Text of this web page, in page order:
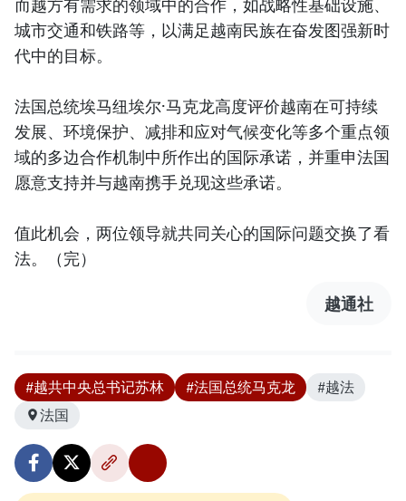
而越方有需求的领域中的合作，如战略性基础设施、
城市交通和铁路等，以满足越南民族在奋发图强新时
代中的目标。
法国总统埃马纽埃尔·马克龙高度评价越南在可持续
发展、环境保护、减排和应对气候变化等多个重点领
域的多边合作机制中所作出的国际承诺，并重申法国
愿意支持并与越南携手兑现这些承诺。
值此机会，两位领导就共同关心的国际问题交换了看
法。（完）
越通社
#越共中央总书记苏林 #法国总统马克龙
#越法
法国